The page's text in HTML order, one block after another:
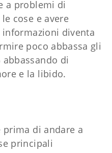
a problemi di
cose e avere
diventa
poco abbassa gli
di
e la libido.
di andare a
principali